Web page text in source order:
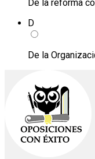
De la reforma
D
De la